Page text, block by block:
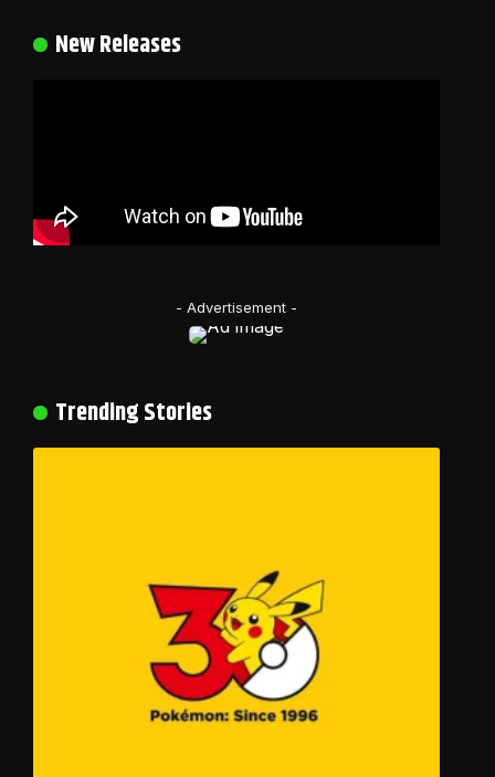
New Releases
- Advertisement -
Trending Stories